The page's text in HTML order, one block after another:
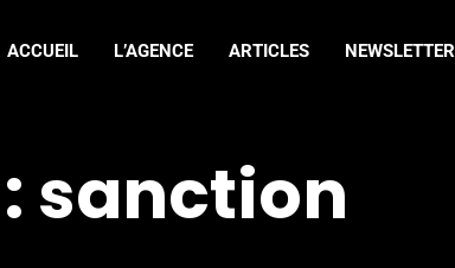
ACCUEIL L’AGENCE ARTICLES NEWSLETTER
sanction